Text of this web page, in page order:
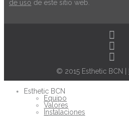
de uso de este sitio web.
© 2015 Esthetic BCN |
Esthetic BCN
Equipo
Valores
Instalaciones